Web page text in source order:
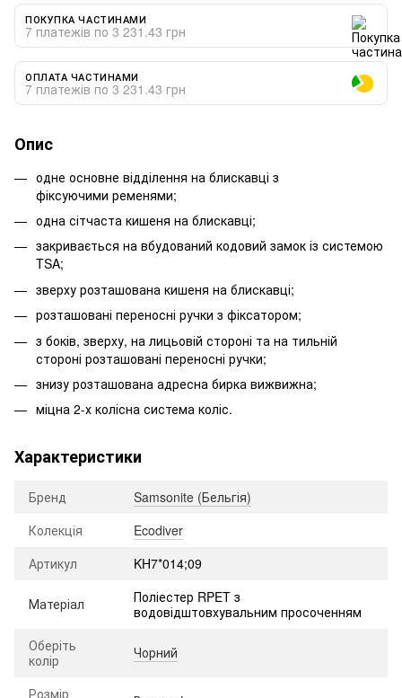
ПОКУПКА ЧАСТИНАМИ
7 платежів по 3 231.43 грн
ОПЛАТА ЧАСТИНАМИ
7 платежів по 3 231.43 грн
Опис
одне основне відділення на блискавці з
фіксуючими ременями;
одна сітчаста кишеня на блискавці;
закривається на вбудований кодовий замок із системою
TSA;
зверху розташована кишеня на блискавці;
розташовані переносні ручки з фіксатором;
з боків, зверху, на лицьовій стороні та на тильній
стороні розташовані переносні ручки;
знизу розташована адресна бирка вижвижна;
міцна 2-х колісна система коліс.
Характеристики
Бренд
Samsonite (Бельгія)
Колекція
Ecodiver
Артикул
KH7*014;09
Матеріал
Поліестер RPET з
водовідштовхувальним просоченням
Оберіть
колір
Чорний
Розмір